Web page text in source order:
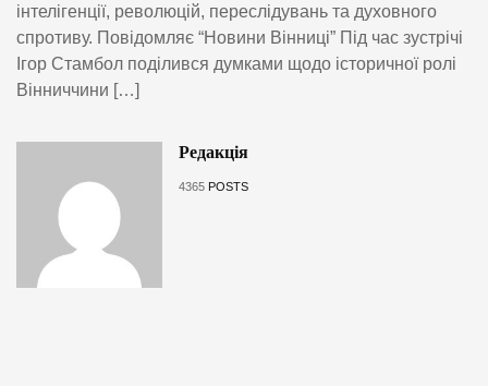
інтелігенції, революцій, переслідувань та духовного
спротиву. Повідомляє “Новини Вінниці” Під час зустрічі
Ігор Стамбол поділився думками щодо історичної ролі
Вінниччини […]
Редакція
4365 POSTS